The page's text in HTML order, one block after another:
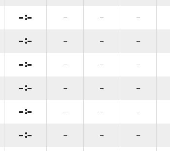
: – – –
: – – –
: – – –
: – – –
: – – –
: – – –